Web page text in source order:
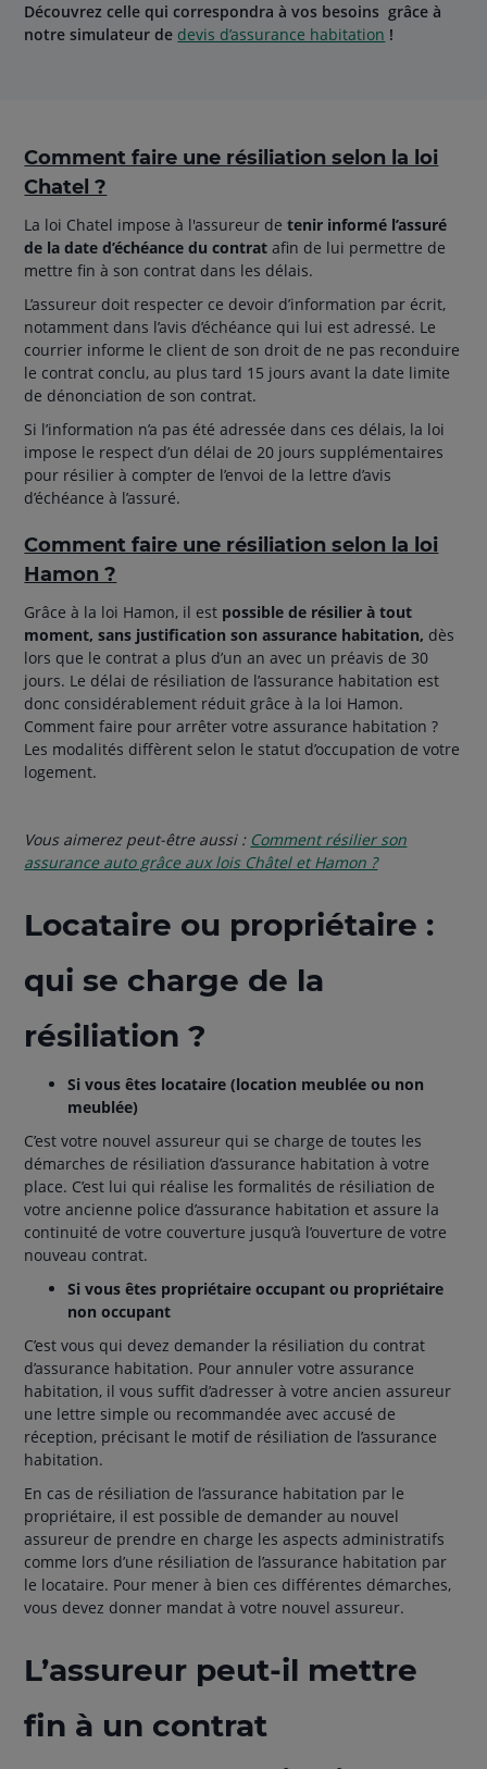
Découvrez celle qui correspondra à vos besoins grâce à
notre simulateur de devis d’assurance habitation !
Comment faire une résiliation selon la loi
Chatel ?
La loi Chatel impose à l'assureur detenir informé l’assuré
de la date d’échéance du contrat afin de lui permettre de
mettre fin à son contrat dans les délais.
L’assureur doit respecter ce devoir d’information par écrit,
notamment dans l’avis d’échéance qui lui est adressé. Le
courrier informe le client de son droit de ne pas reconduire
le contrat conclu, au plus tard 15 jours avant la date limite
de dénonciation de son contrat.
Si l’information n’a pas été adressée dans ces délais, la loi
impose le respect d’un délai de 20 jours supplémentaires
pour résilier à compter de l’envoi de la lettre d’avis
d’échéance à l’assuré.
Comment faire une résiliation selon la loi
Hamon ?
Grâce à la loi Hamon, il est possible de résilier à tout
moment, sans justification son assurance habitation, dès
lors que le contrat a plus d’un an avec un préavis de 30
jours. Le délai de résiliation de l’assurance habitation est
donc considérablement réduit grâce à la loi Hamon.
Comment faire pour arrêter votre assurance habitation ?
Les modalités diffèrent selon le statut d’occupation de votre
logement.
Vous aimerez peut-être aussi : Comment résilier son
assurance auto grâce aux lois Châtel et Hamon ?
Locataire ou propriétaire :
qui se charge de la
résiliation ?
Si vous êtes locataire (location meublée ou non
meublée)
C’est votre nouvel assureur qui se charge de toutes les
démarches de résiliation d’assurance habitation à votre
place. C’est lui qui réalise les formalités de résiliation de
votre ancienne police d’assurance habitation et assure la
continuité de votre couverture jusqu’à l’ouverture de votre
nouveau contrat.
Si vous êtes propriétaire occupant ou propriétaire
non occupant
C’est vous qui devez demander la résiliation du contrat
d’assurance habitation. Pour annuler votre assurance
habitation, il vous suffit d’adresser à votre ancien assureur
une lettre simple ou recommandée avec accusé de
réception, précisant le motif de résiliation de l’assurance
habitation.
En cas de résiliation de l’assurance habitation par le
propriétaire, il est possible de demander au nouvel
assureur de prendre en charge les aspects administratifs
comme lors d’une résiliation de l’assurance habitation par
le locataire. Pour mener à bien ces différentes démarches,
vous devez donner mandat à votre nouvel assureur.
L’assureur peut-il mettre
fin à un contrat